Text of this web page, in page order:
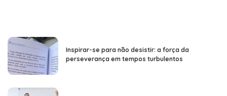
Inspirar-se para não desistir: a força da
perseverança em tempos turbulentos